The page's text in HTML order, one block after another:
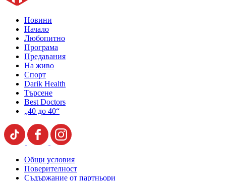
Новини
Начало
Любопитно
Програма
Предавания
На живо
Спорт
Darik Health
Търсене
Best Doctors
„40 до 40“
Общи условия
Поверителност
Съдържание от партньори